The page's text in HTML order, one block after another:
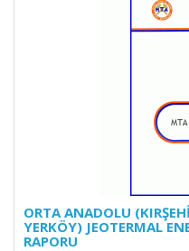
ORTA ANADOLU
YERKÖY) JEOTERMAL
RAPORU